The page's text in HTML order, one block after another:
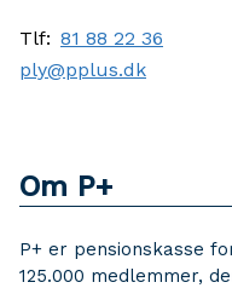
Tlf: 81 88 22 36
ply@pplus.dk
Om P+
P+ er pensionskasse
125.000 medlemmer,